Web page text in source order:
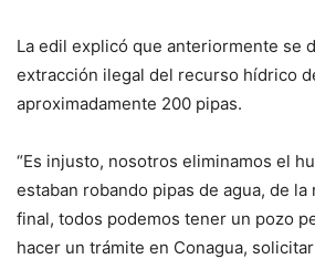
La edil explicó que anteriormente se
extracción ilegal del recurso hídrico
aproximadamente 200 pipas.
“Es injusto, nosotros eliminamos el
estaban robando pipas de agua, de la
final, todos podemos tener un pozo
hacer un trámite en Conagua,